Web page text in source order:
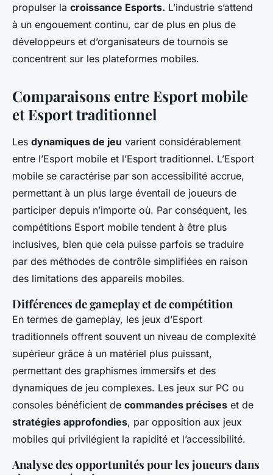
propulser la croissance Esports​. L’industrie s’attend
à un engouement continu, car de plus en plus de
développeurs et d’organisateurs de tournois se
concentrent sur les plateformes mobiles.
Comparaisons entre Esport mobile
et Esport traditionnel
Les dynamiques de jeu varient considérablement
entre l’Esport mobile et l’Esport traditionnel. L’Esport
mobile se caractérise par son accessibilité accrue,
permettant à un plus large éventail de joueurs de
participer depuis n’importe où. Par conséquent, les
compétitions Esport mobile tendent à être plus
inclusives, bien que cela puisse parfois se traduire
par des méthodes de contrôle simplifiées en raison
des limitations des appareils mobiles.
Différences de gameplay et de compétition
En termes de gameplay, les jeux d’Esport
traditionnels offrent souvent un niveau de complexité
supérieur grâce à un matériel plus puissant,
permettant des graphismes immersifs et des
dynamiques de jeu complexes. Les jeux sur PC ou
consoles bénéficient de commandes précises et de
stratégies approfondies, par opposition aux jeux
mobiles qui privilégient la rapidité et l’accessibilité.
Analyse des opportunités pour les joueurs dans